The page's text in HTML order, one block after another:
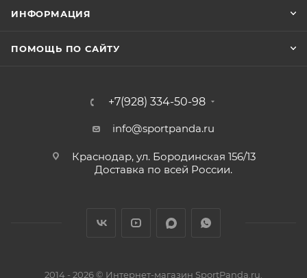
ИНФОРМАЦИЯ
ПОМОЩЬ ПО САЙТУ
+7(928) 334-50-98
info@sportpanda.ru
Краснодар, ул. Бородинская 156/13
Доставка по всей России.
2014 - 2026 © Интернет-магазин SportPanda.ru.